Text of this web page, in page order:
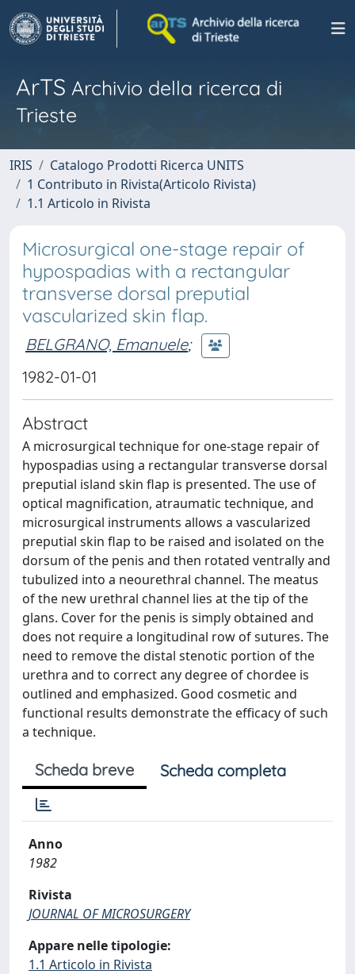
ArTS Archivio della ricerca di
Trieste
IRIS
Catalogo Prodotti Ricerca UNITS
1 Contributo in Rivista(Articolo Rivista)
1.1 Articolo in Rivista
Microsurgical one-stage repair of
hypospadias with a rectangular
transverse dorsal preputial
vascularized skin flap.
BELGRANO, Emanuele;
1982-01-01
Abstract
A microsurgical technique for one-stage repair of
hypospadias using a rectangular transverse dorsal
preputial island skin flap is presented. The use of
optical magnification, atraumatic technique, and
microsurgical instruments allows a vascularized
preputial skin flap to be raised and isolated on the
dorsum of the penis and then rotated ventrally and
tubulized into a neourethral channel. The meatus
of the new urethral channel lies at the tip of the
glans. Cover for the penis is simply obtained and
does not require a longitudinal row of sutures. The
need to remove the distal stenotic portion of the
urethra and to correct any degree of chordee is
outlined and emphasized. Good cosmetic and
functional results demonstrate the efficacy of such
a technique.
Scheda breve Scheda completa
Anno
1982
Rivista
JOURNAL OF MICROSURGERY
Appare nelle tipologie:
1.1 Articolo in Rivista